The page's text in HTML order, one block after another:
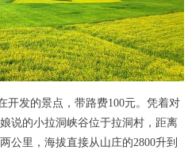
发的景点，带路费100元。凭着对
说的小拉洞峡谷位于拉洞村，距离
公里，海拔直接从山庄的2800升到